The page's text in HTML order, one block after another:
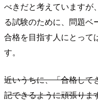
べきだと考えていますが
る試験のために、問題
合格を目指す人にとって
す。
近いうちに、「合格して
記できるように頑張りま